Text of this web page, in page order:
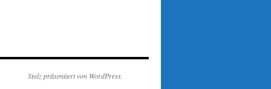
Stolz präsentiert von WordPress.